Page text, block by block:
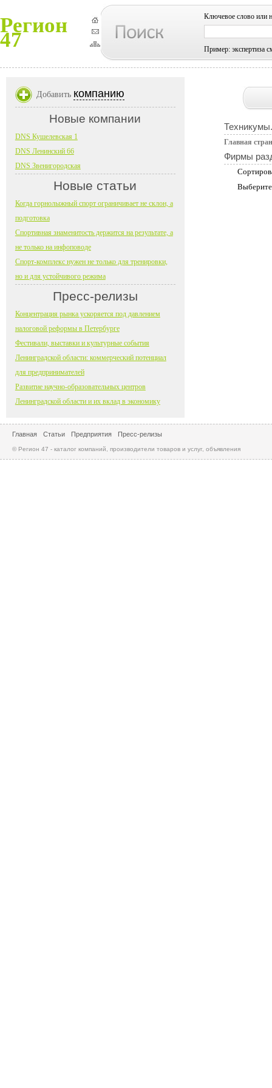
Регион
47
Ключевое слово или
Пример: экспертиза
Главная
Фирмы
Добавить компанию
Новые компании
DNS Кушелевская 1
DNS Ленинский 66
DNS Звенигородская
Новые статьи
Когда горнолыжный спорт ограничивает не склон, а
подготовка
Спортивная знаменитость держится на результате, а
не только на инфоповоде
Спорт-комплекс нужен не только для тренировки,
но и для устойчивого режима
Пресс-релизы
Концентрация рынка ускоряется под давлением
налоговой реформы в Петербурге
Фестивали, выставки и культурные события
Ленинградской области: коммерческий потенциал
для предпринимателей
Развитие научно-образовательных центров
Ленинградской области и их вклад в экономику
Главная Статьи Предприятия Пресс-релизы
© Регион 47 - каталог компаний, производители товаров и услуг, объявления